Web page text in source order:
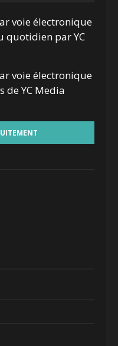
voie électronique
quotidien par YC
voie électronique
de YC Media